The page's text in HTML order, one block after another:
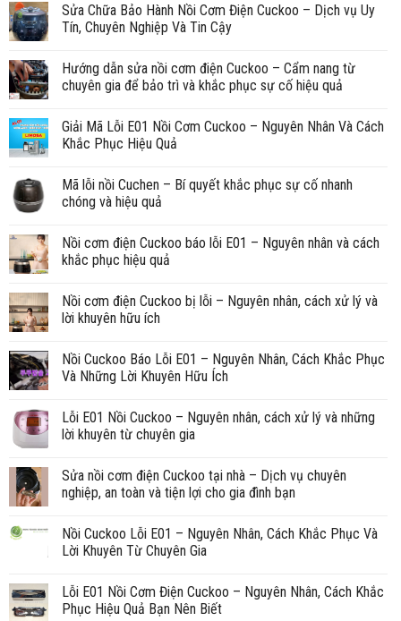
Sửa Chữa Bảo Hành Nồi Cơm Điện Cuckoo – Dịch vụ Uy
Tín, Chuyên Nghiệp Và Tin Cậy
Hướng dẫn sửa nồi cơm điện Cuckoo – Cẩm nang từ
chuyên gia để bảo trì và khắc phục sự cố hiệu quả
Giải Mã Lỗi E01 Nồi Cơm Cuckoo – Nguyên Nhân Và Cách
Khắc Phục Hiệu Quả
Mã lỗi nồi Cuchen – Bí quyết khắc phục sự cố nhanh
chóng và hiệu quả
Nồi cơm điện Cuckoo báo lỗi E01 – Nguyên nhân và cách
khắc phục hiệu quả
Nồi cơm điện Cuckoo bị lỗi – Nguyên nhân, cách xử lý và
lời khuyên hữu ích
Nồi Cuckoo Báo Lỗi E01 – Nguyên Nhân, Cách Khắc Phục
Và Những Lời Khuyên Hữu Ích
Lỗi E01 Nồi Cuckoo – Nguyên nhân, cách xử lý và những
lời khuyên từ chuyên gia
Sửa nồi cơm điện Cuckoo tại nhà – Dịch vụ chuyên
nghiệp, an toàn và tiện lợi cho gia đình bạn
Nồi Cuckoo Lỗi E01 – Nguyên Nhân, Cách Khắc Phục Và
Lời Khuyên Từ Chuyên Gia
Lỗi E01 Nồi Cơm Điện Cuckoo – Nguyên Nhân, Cách Khắc
Phục Hiệu Quả Bạn Nên Biết